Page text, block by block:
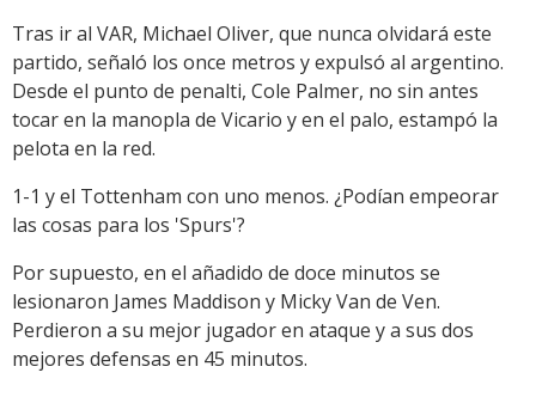
Tras ir al VAR, Michael Oliver, que nunca olvidará este
partido, señaló los once metros y expulsó al argentino.
Desde el punto de penalti, Cole Palmer, no sin antes
tocar en la manopla de Vicario y en el palo, estampó la
pelota en la red.
1-1 y el Tottenham con uno menos. ¿Podían empeorar
las cosas para los 'Spurs'?
Por supuesto, en el añadido de doce minutos se
lesionaron James Maddison y Micky Van de Ven.
Perdieron a su mejor jugador en ataque y a sus dos
mejores defensas en 45 minutos.